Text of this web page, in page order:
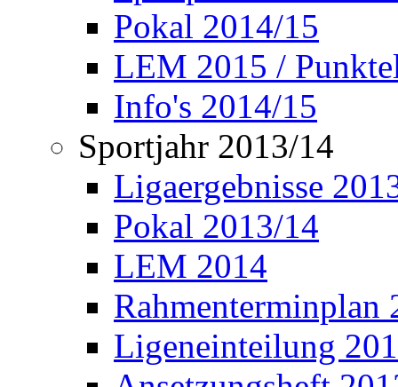
Pokal 2014/15
LEM 2015 /
Info's 2014/15
Sportjahr 2013/14
Ligaergebnisse
Pokal 2013/14
LEM 2014
Rahmenterminplan
Ligeneinteilung